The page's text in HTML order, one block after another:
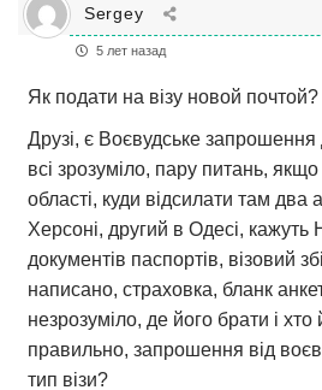
Sergey
5 лет назад
Як подати на візу новой почтой?
Друзі, є Воєвудське запрошення
всі зрозуміло, пару питань,
області, куди відсилати там два
Херсоні, другий в Одесі,
документів паспортів, візовий
написано, страховка, бланк
незрозуміло, де його брати і хто
правильно, запрошення від
тип візи?